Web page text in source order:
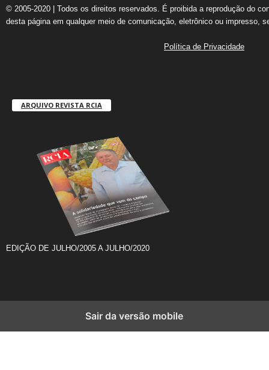
© 2005-2020 | Todos os direitos reservados. É proibida a reprodução do
desta página em qualquer meio de comunicação, eletrônico ou impresso,
Política de Privacidade
ARQUIVO REVISTA RCIA
EDIÇÃO DE JULHO/2005 A JULHO/2020
Sair da versão mobile